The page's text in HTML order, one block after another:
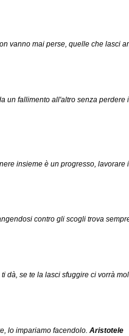
vanno mai perse, quelle che lasci
un fallimento all'altro senza perdere
insieme è un progresso, lavorare
contro gli scogli trova
dà, se te la lasci sfuggire ci vorrà
lo impariamo facendolo. Aristotele